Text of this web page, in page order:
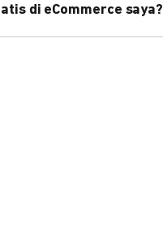
di eCommerce saya?